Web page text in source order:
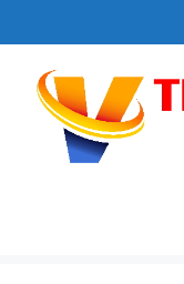
đến
dung